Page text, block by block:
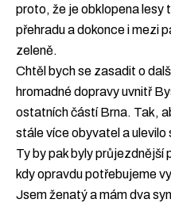
proto, že je obklopena lesy
přehradu a dokonce i mezi
zeleně.
Chtěl bych se zasadit o
hromadné dopravy uvnitř
ostatních částí Brna. Tak,
stále více obyvatel a ulevilo
Ty by pak byly průjezdnější
kdy opravdu potřebujeme
Jsem ženatý a mám dva